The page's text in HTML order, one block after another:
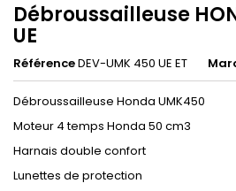
Débroussailleuse
UE
RéférenceDEV-UMK 450 UE ET
Débroussailleuse Honda UMK450
Moteur 4 temps Honda 50 cm3
Harnais double confort
Lunettes de protection